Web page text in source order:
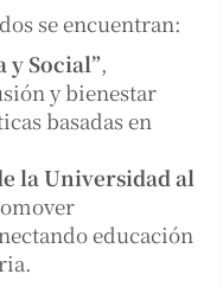
se encuentran:
Social”,
y bienestar
basadas en
la Universidad al
educación